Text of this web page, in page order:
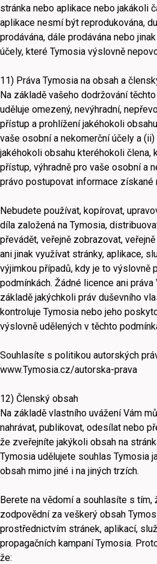
stránka nebo aplikace nebo jakákoli
aplikace nesmí být reprodukována,
prodávána, dále prodávána nebo
účely, které Tymosia výslovně
11) Práva Tymosia na obsah a
Na základě vašeho dodržování
uděluje omezený, nevýhradní,
přístup a prohlížení jakéhokoli
vaše osobní a nekomerční účely a
jakéhokoli obsahu kteréhokoli člena,
přístup, výhradně pro vaše osobní a
právo postupovat informace získané
Nebudete používat, kopírovat,
díla založená na Tymosia,
převádět, veřejně zobrazovat,
ani jinak využívat stránky, aplikace,
výjimkou případů, kdy je to výslovně
podmínkách. Žádné licence ani práva
základě jakýchkoli práv duševního
kontroluje Tymosia nebo jeho
výslovně udělených v těchto
Souhlasíte s politikou autorských
www.Tymosia.cz/autorska-prava
12) Členský obsah
Na základě vlastního uvážení Vám
nahrávat, publikovat, odesílat nebo
že zveřejníte jakýkoli obsah na
Tymosia udělujete souhlas Tymosia
obsah mimo jiné i na jiných trzích.
Berete na vědomí a souhlasíte s tím,
zodpovědní za veškerý obsah
prostřednictvím stránek, aplikací,
propagačních kampaní Tymosia.
že: